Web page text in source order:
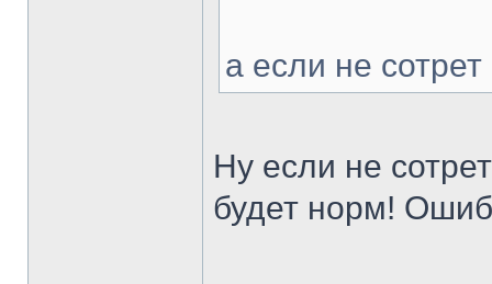
а если не
Ну если не
будет норм!